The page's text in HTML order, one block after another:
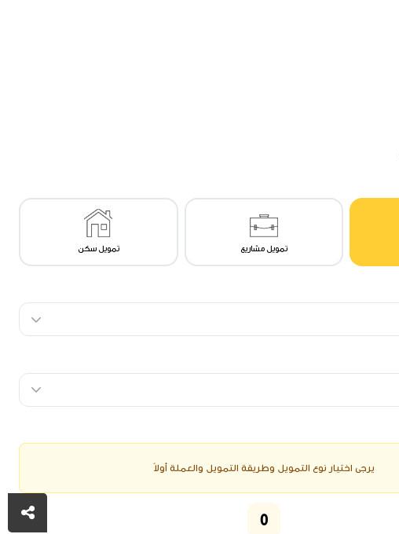
تمويل مشاريع تمويل سكن
يرجى اختيار نوع التمويل وطريقة التمويل والعملة أولاً
0